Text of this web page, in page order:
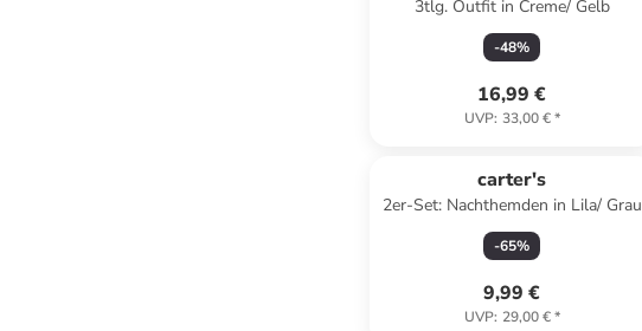
3tlg. Outfit in Creme/ Gelb
-48%
16,99 €
UVP: 33,00 €*
carter's
2er-Set: Nachthemden in Lila/ Grau
-65%
9,99 €
UVP: 29,00 €*